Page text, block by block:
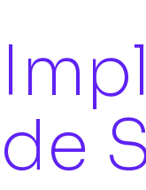
de